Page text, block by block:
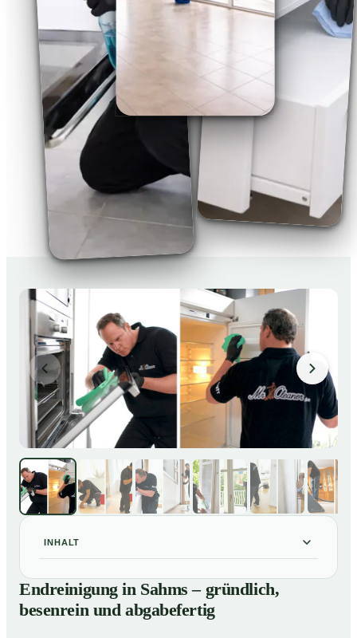
INHALT
01 Endreinigung in Sahms – gründlich, besenrein und
abgabefertig
Unsere Leistungen im Überblick
Endreinigung in Sahms – gründlich,
besenrein und abgabefertig